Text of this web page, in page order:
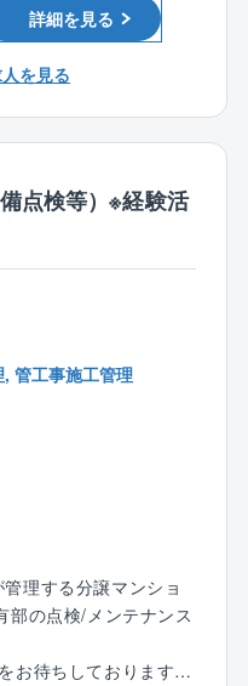
に事業化の検討段階
間の対応！
国事業所へ出張する
2か月程度行くケース
ることはありません！
、希望に応じて大規
若手社員のマネジメ
ャリアアップも実現
）詳細を見る
を見る
点検等）※経験活
管工事施工管理
理する分譲マンショ
部の点検/メンテナンス
お待ちしております